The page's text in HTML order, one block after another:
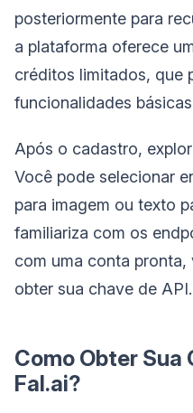
posteriormente para
a plataforma oferece
créditos limitados, que
funcionalidades
Após o cadastro,
Você pode selecionar
para imagem ou texto
familiariza com os
com uma conta pronta,
obter sua chave de API.
Como Obter Sua
Fal.ai?